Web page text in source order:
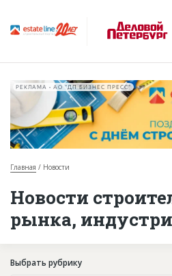
О проекте
Горячие объекты
База строящихся объектов
Инвестпроекты
РЕКЛАМА • АО "ДП БИЗНЕС ПРЕСС"
Главная Новости
Новости
рынка,
Выбрать рубрику